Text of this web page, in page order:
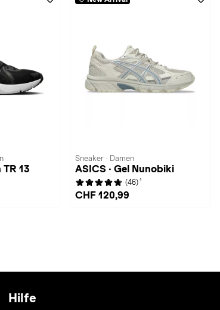
TR 13
Sneaker · Damen
ASICS · Gel Nunobiki
(46) 1
CHF 120,99
Hilfe